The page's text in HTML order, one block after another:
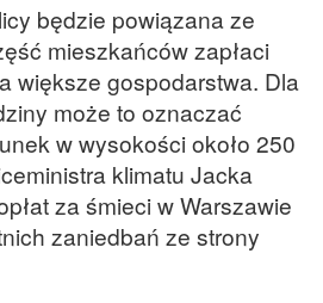
będzie powiązana ze
mieszkańców zapłaci
większe gospodarstwa. Dla
może to oznaczać
w wysokości około 250
klimatu Jacka
za śmieci w Warszawie
zaniedbań ze strony